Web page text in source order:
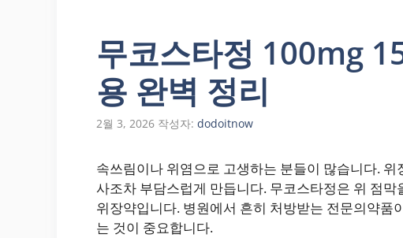
무코스타정 100mg
용 완벽 정리
2월 3, 2026 작성자: dodoitnow
속쓰림이나 위염으로 고생하는 분들이 많습니다.
사조차 부담스럽게 만듭니다. 무코스타정은 위 점
위장약입니다. 병원에서 흔히 처방받는 전문의약품
는 것이 중요합니다.